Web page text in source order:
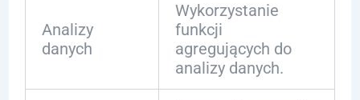
Analizy
danych
Wykorzystanie
funkcji
agregujących do
analizy danych.